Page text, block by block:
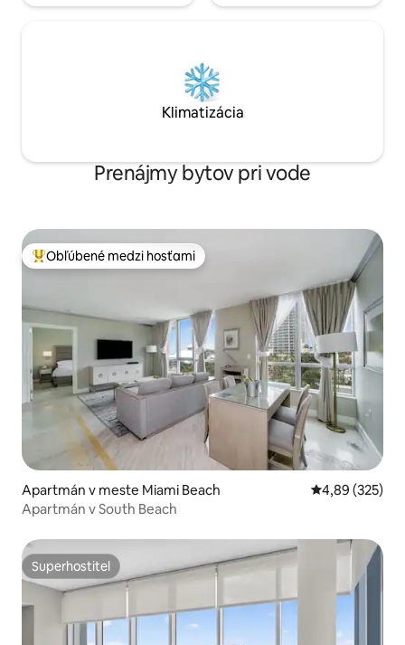
Klimatizácia
Prenájmy bytov pri vode
Najobľúbenejšie medzi hosťami
Obľúbené medzi hosťami
Apartmán v meste Miami Beach Priemerné
4,89 (325)
Apartmán v South Beach
Superhostiteľ
Superhostiteľ